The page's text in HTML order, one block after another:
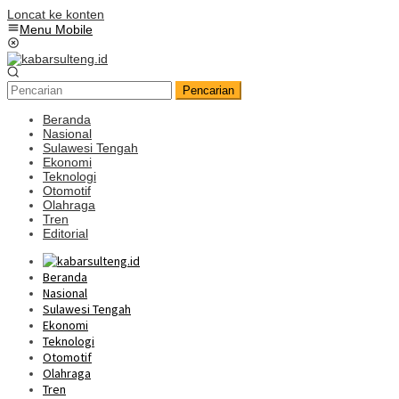
Loncat ke konten
Menu Mobile
Pencarian
Beranda
Nasional
Sulawesi Tengah
Ekonomi
Teknologi
Otomotif
Olahraga
Tren
Editorial
Beranda
Nasional
Sulawesi Tengah
Ekonomi
Teknologi
Otomotif
Olahraga
Tren